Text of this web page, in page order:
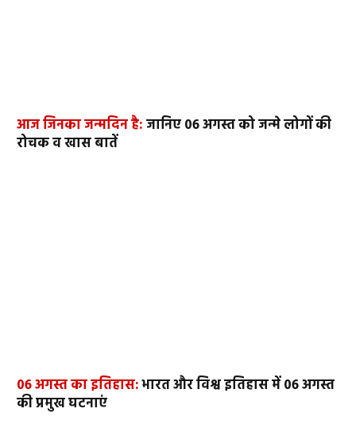
आज जिनका जन्मदिन है:जानिए 06 अगस्त को जन्मे लोगों की
रोचक व खास बातें
06 अगस्त का इतिहास:भारत और विश्व इतिहास में 06 अगस्त
की प्रमुख घटनाएं